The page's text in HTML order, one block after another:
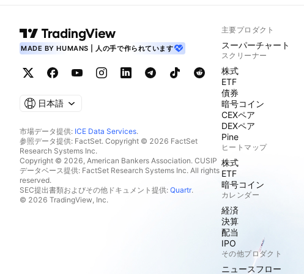
MADE BY HUMANS | 人の手で作られています
日本語
市場データ提供: ICE Data Services.
参照データ提供: FactSet. Copyright © 2026 FactSet
Research Systems Inc.
Copyright © 2026, American Bankers Association. CUSIP
データベース提供: FactSet Research Systems Inc. All rights
reserved.
SEC提出書類およびその他ドキュメント提供: Quartr.
© 2026 TradingView, Inc.
主要プロダクト
スーパーチャート
スクリーナー
株式
ETF
債券
暗号コイン
CEXペア
DEXペア
Pine
ヒートマップ
株式
ETF
暗号コイン
カレンダー
経済
決算
配当
IPO
その他プロダクト
ニュースフロー